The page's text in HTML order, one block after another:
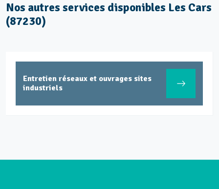
Nos autres services disponibles Les Cars
(87230)
Entretien réseaux et ouvrages sites
industriels